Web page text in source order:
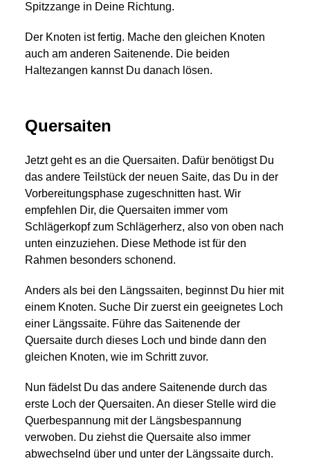
Spitzzange in Deine Richtung.
Der Knoten ist fertig. Mache den gleichen Knoten
auch am anderen Saitenende. Die beiden
Haltezangen kannst Du danach lösen.
Quersaiten
Jetzt geht es an die Quersaiten. Dafür benötigst Du
das andere Teilstück der neuen Saite, das Du in der
Vorbereitungsphase zugeschnitten hast. Wir
empfehlen Dir, die Quersaiten immer vom
Schlägerkopf zum Schlägerherz, also von oben nach
unten einzuziehen. Diese Methode ist für den
Rahmen besonders schonend.
Anders als bei den Längssaiten, beginnst Du hier mit
einem Knoten. Suche Dir zuerst ein geeignetes Loch
einer Längssaite. Führe das Saitenende der
Quersaite durch dieses Loch und binde dann den
gleichen Knoten, wie im Schritt zuvor.
Nun fädelst Du das andere Saitenende durch das
erste Loch der Quersaiten. An dieser Stelle wird die
Querbespannung mit der Längsbespannung
verwoben. Du ziehst die Quersaite also immer
abwechselnd über und unter der Längssaite durch.